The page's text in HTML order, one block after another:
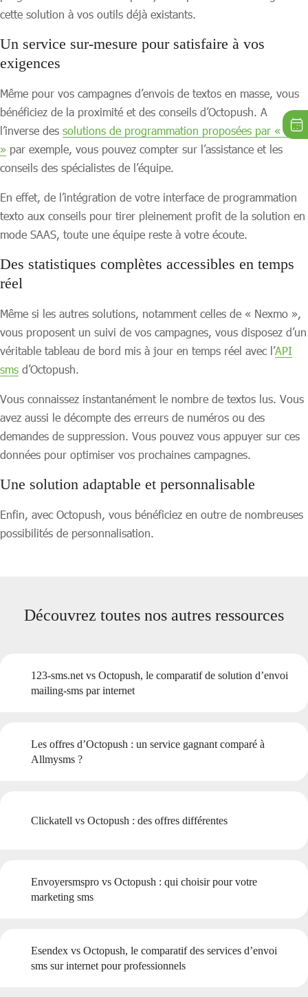
cette solution à vos outils déjà existants.
Un service sur-mesure pour satisfaire à vos
exigences
Même pour vos campagnes d’envois de textos en masse, vous
bénéficiez de la proximité et des conseils d’Octopush. A
l’inverse des solutions de programmation proposées par « OVH
» par exemple, vous pouvez compter sur l’assistance et les
conseils des spécialistes de l’équipe.
En effet, de l’intégration de votre interface de programmation
texto aux conseils pour tirer pleinement profit de la solution en
mode SAAS, toute une équipe reste à votre écoute.
Des statistiques complètes accessibles en temps
réel
Même si les autres solutions, notamment celles de « Nexmo »,
vous proposent un suivi de vos campagnes, vous disposez d’un
véritable tableau de bord mis à jour en temps réel avec l’API
sms d’Octopush.
Vous connaissez instantanément le nombre de textos lus. Vous
avez aussi le décompte des erreurs de numéros ou des
demandes de suppression. Vous pouvez vous appuyer sur ces
données pour optimiser vos prochaines campagnes.
Une solution adaptable et personnalisable
Enfin, avec Octopush, vous bénéficiez en outre de nombreuses
possibilités de personnalisation.
Découvrez toutes nos autres ressources
123-sms.net vs Octopush, le comparatif de solution d’envoi
mailing-sms par internet
Les offres d’Octopush : un service gagnant comparé à
Allmysms ?
Clickatell vs Octopush : des offres différentes
Envoyersmspro vs Octopush : qui choisir pour votre
marketing sms
Esendex vs Octopush, le comparatif des services d’envoi
sms sur internet pour professionnels